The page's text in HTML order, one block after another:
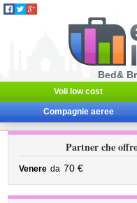
Bed&
Voli low cost
Compagnie aeree
Partner che
Venere da 70 €